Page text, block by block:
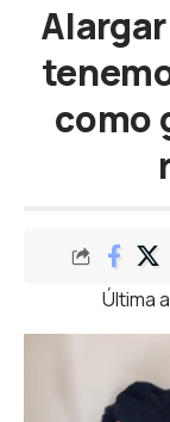
como
Última